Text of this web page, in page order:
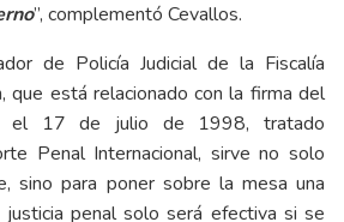
”, complementó Cevallos.
de Policía Judicial de la Fiscalía
que está relacionado con la firma del
el 17 de julio de 1998, tratado
Penal Internacional, sirve no solo
sino para poner sobre la mesa una
justicia penal solo será efectiva si se